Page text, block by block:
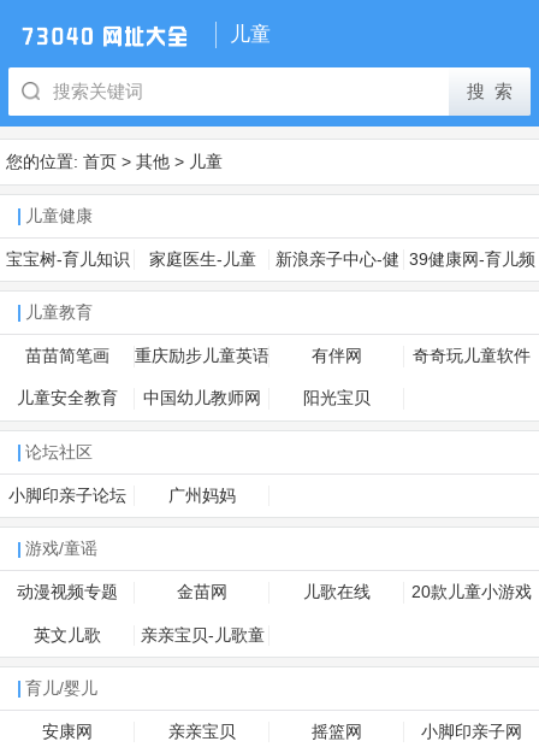
儿童
您的位置: 首页 > 其他 > 儿童
儿童健康
宝宝树-育儿知识
平台
家庭医生-儿童 新浪亲子中心-健 39健康网-育儿频
儿童教育
苗苗简笔画 重庆励步儿童英语 有伴网 奇奇玩儿童软件
儿童安全教育 中国幼儿教师网 阳光宝贝
论坛社区
小脚印亲子论坛 广州妈妈
游戏/童谣
动漫视频专题 金苗网 儿歌在线 20款儿童小游戏
英文儿歌 亲亲宝贝-儿歌童
育儿/婴儿
安康网 亲亲宝贝 摇篮网 小脚印亲子网